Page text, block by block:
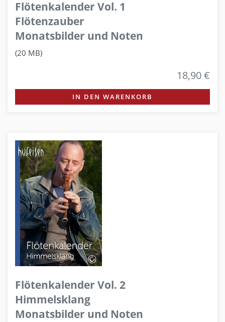
Flötenkalender Vol. 1
Flötenzauber
Monatsbilder und Noten
(20 MB)
18,90 €
IN DEN WARENKORB
Flötenkalender Vol. 2
Himmelsklang
Monatsbilder und Noten